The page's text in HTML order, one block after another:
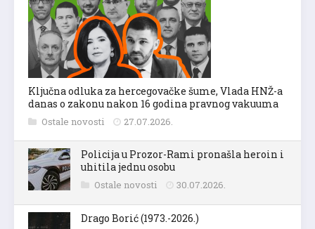
Ključna odluka za hercegovačke šume, Vlada HNŽ-a
danas o zakonu nakon 16 godina pravnog vakuuma
Ostale novosti 27.07.2026.
Policija u Prozor-Rami pronašla heroin i
uhitila jednu osobu
Ostale novosti 30.07.2026.
Drago Borić (1973.-2026.)